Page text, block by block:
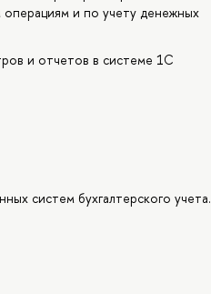
операциям и по учету денежных
и отчетов в системе 1С
систем бухгалтерского учета.